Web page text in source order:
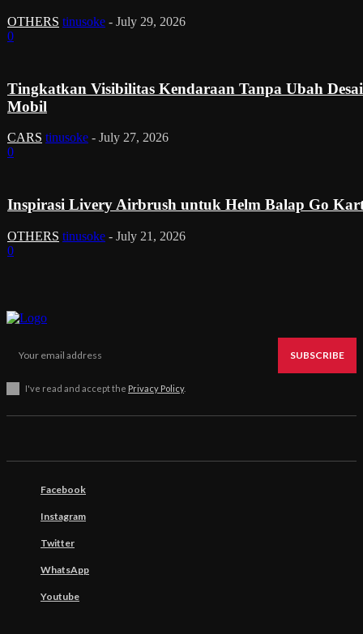
OTHERS tinusoke - July 29, 2026
0
Tingkatkan Visibilitas Kendaraan Tanpa Ubah
Mobil
CARS tinusoke - July 27, 2026
0
Inspirasi Livery Airbrush untuk Helm Balap Go
OTHERS tinusoke - July 21, 2026
0
SUBSCRIBE
I've read and accept the Privacy Policy.
Facebook
Instagram
Twitter
WhatsApp
Youtube